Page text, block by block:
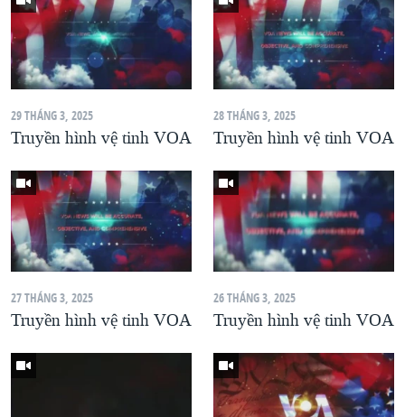
29 THÁNG 3, 2025
Truyền hình vệ tinh VOA
28 THÁNG 3, 2025
Truyền hình vệ tinh VOA
27 THÁNG 3, 2025
Truyền hình vệ tinh VOA
26 THÁNG 3, 2025
Truyền hình vệ tinh VOA